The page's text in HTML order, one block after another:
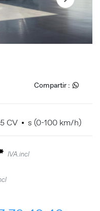
Compartir :
CV s (0-100 km/h)
IVA.incl